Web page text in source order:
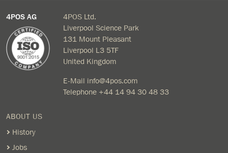
4POS AG
4POS Ltd.
Liverpool Science Park
131 Mount Pleasant
Liverpool L3 5TF
United Kingdom
E-Mail info@4pos.com
Telephone +44 14 94 30 48 33
ABOUT US
History
Jobs